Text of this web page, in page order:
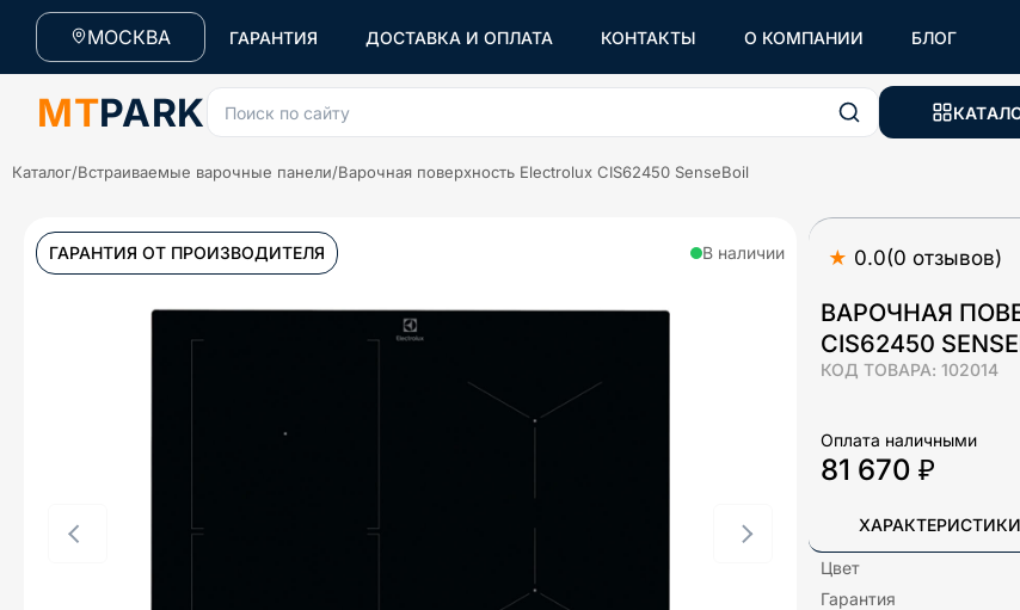
МОСКВА ГАРАНТИЯ ДОСТАВКА И ОПЛАТА КОНТАКТЫ О КОМПАНИИ БЛОГ
MTPARK Поиск по сайту
Каталог/Встраиваемые варочные панели/Варочная поверхность Electrolux CIS62450 SenseBoil
★ 0.0(0 отзывов)
ВАРОЧНАЯ
CIS62450
КОД ТОВАРА: 102014
ГАРАНТИЯ ОТ ПРОИЗВОДИТЕЛЯ В наличии
Оплата наличными
81 670 ₽
ХАРАКТЕРИСТИКИ
Цвет
Гарантия